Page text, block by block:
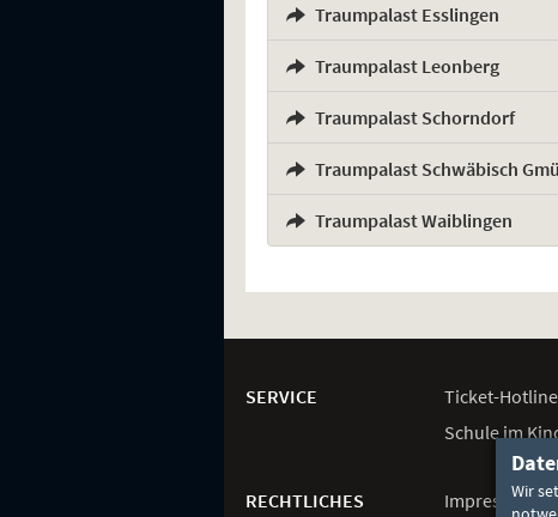
Traumpalast Esslingen
Traumpalast Leonberg
Traumpalast Schorndorf
Traumpalast Schwäbisch
Traumpalast Waiblingen
SERVICE Ticket-Hotline
Schule im
RECHTLICHES Impressum
Wir